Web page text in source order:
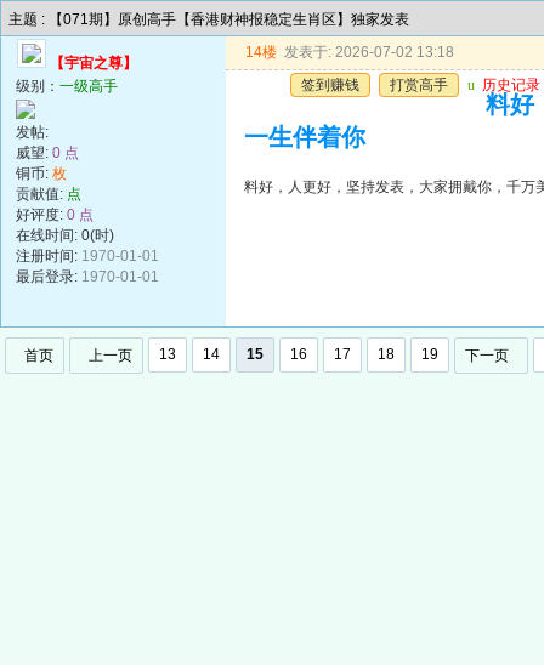
主题 : 【071期】原创高手【香港财神报稳定生肖区】独家发表
【宇宙之尊】
级别： 一级高手
发帖:
威望: 0 点
铜币: 枚
贡献值: 点
好评度: 0 点
在线时间: 0(时)
注册时间: 1970-01-01
最后登录: 1970-01-01
14楼 发表于: 2026-07-02 13:18
签到赚钱
打赏高手 u 历史记录
料好
一生伴着你
料好，人更好，坚持发表，大家拥戴你，千万
首页 上一页 13 14 15 16 17 18 19 下一页